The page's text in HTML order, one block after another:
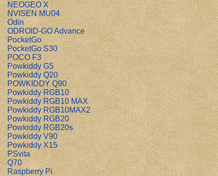
NEOGEO X
NVISEN MU04
Odin
ODROID-GO Advance
PocketGo
PocketGo S30
POCO F3
Powkiddy G5
Powkiddy Q20
POWKIDDY Q90
Powkiddy RGB10
Powkiddy RGB10 MAX
Powkiddy RGB10MAX2
Powkiddy RGB20
Powkiddy RGB20s
Powkiddy V90
Powkiddy X15
PSvita
Q70
Raspberry Pi